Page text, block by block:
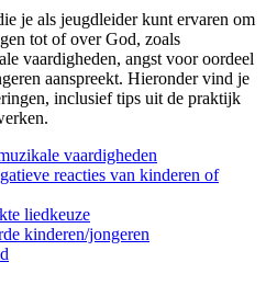
je als jeugdleider kunt ervaren om
tot of over God, zoals
vaardigheden, angst voor oordeel
aanspreekt. Hieronder vind je
inclusief tips uit de praktijk
vaardigheden
reacties van kinderen of
liedkeuze
kinderen/jongeren